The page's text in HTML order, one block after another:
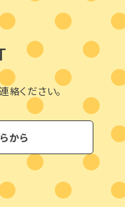
絡ください。
から